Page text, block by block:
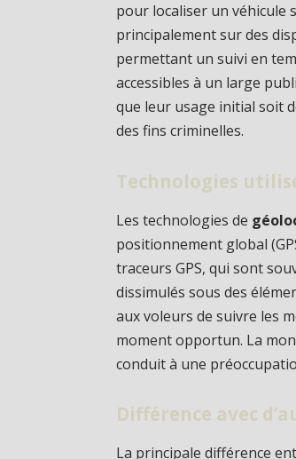
pour localiser un véhicule
principalement sur des
permettant un suivi en
accessibles à un large
que leur usage initial soit
des fins criminelles.
Technologies
Les technologies de
positionnement global
traceurs GPS, qui sont
dissimulés sous des
aux voleurs de suivre les
moment opportun. La
conduit à une
Différence avec
La principale différence